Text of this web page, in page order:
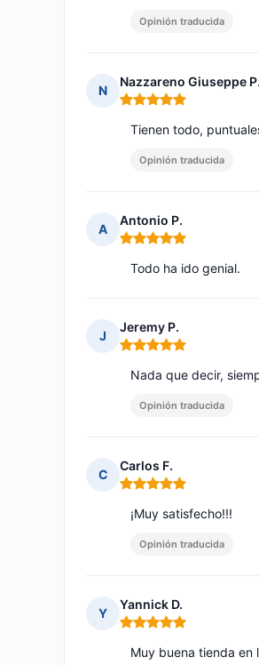
Opinión traducida
N
Nazzareno Giuseppe P.
Nota: 5 de 5
Tienen todo,
Opinión traducida
A
Antonio P.
Nota: 5 de 5
Todo ha ido genial.
J
Jeremy P.
Nota: 5 de 5
Nada que decir,
Opinión traducida
C
Carlos F.
Nota: 5 de 5
¡Muy satisfecho!!!
Opinión traducida
Y
Yannick D.
Nota: 5 de 5
Muy buena tienda en